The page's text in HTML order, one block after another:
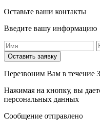
Оставьте ваши контакты
Введите вашу информацию
Оставить заявку
Перезвоним Вам в течение
Нажимая на кнопку, вы
персональных данных
Сообщение отправлено